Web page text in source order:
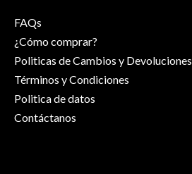
FAQs
¿Cómo comprar?
Politicas de Cambios y Devoluciones
Términos y Condiciones
Politica de datos
Contáctanos